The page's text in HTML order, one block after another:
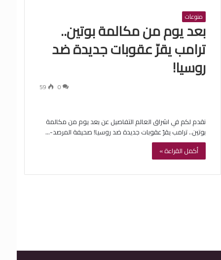
منوعات
بعد يوم من مكالمة بوتين..
ترامب يقرّ عقوبات جديدة ضد
روسيا!
0
59
نقدم لكم في اشراق العالم التفاصيل عن بعد يوم من مكالمة
بوتين.. ترامب يقرّ عقوبات جديدة ضد روسيا! صحيفة المرصد-…
أكمل القراءة »